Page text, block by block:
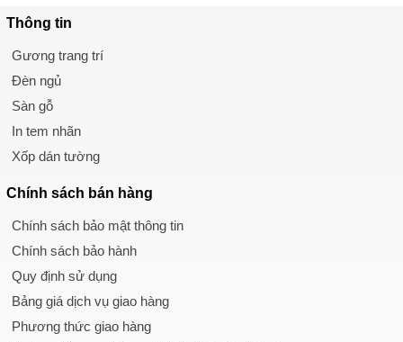
Thông tin
Gương trang trí
Đèn ngủ
Sàn gỗ
In tem nhãn
Xốp dán tường
Chính sách bán hàng
Chính sách bảo mật thông tin
Chính sách bảo hành
Quy định sử dụng
Bảng giá dịch vụ giao hàng
Phương thức giao hàng